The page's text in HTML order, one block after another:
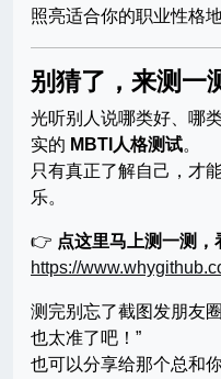
照亮适合你的职业性格地
别猜了，来测一
光听别人说哪类好、哪
实的 MBTI人格测试。
只有真正了解自己，才
乐。
👉 点这里马上测一测，
https://
测完别忘了截图发朋友
也太准了吧！”
也可以分享给那个总和